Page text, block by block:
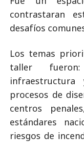
contrastaran
desafíos
Los temas
taller
procesos de
centros
estándares
riesgos de